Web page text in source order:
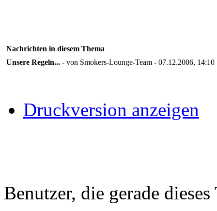
Nachrichten in diesem Thema
Unsere Regeln... - von Smokers-Lounge-Team - 07.12.2006, 14:10
Druckversion anzeigen
Benutzer, die gerade